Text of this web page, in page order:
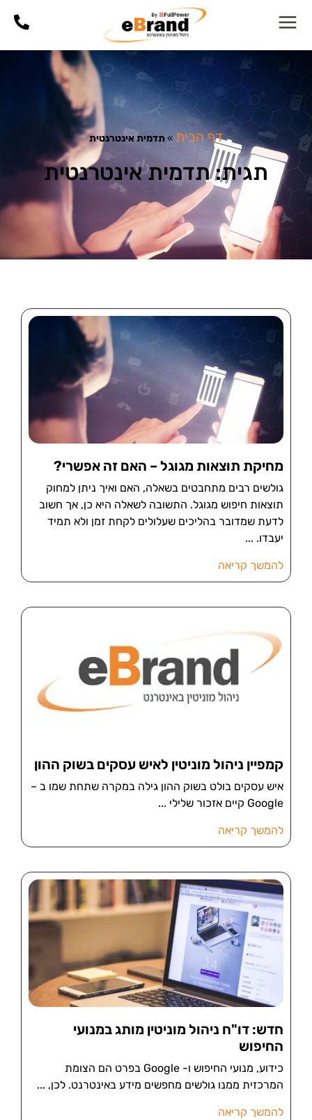
דף הבית »תדמית אינטרנטית
תגית: תדמית אינטרנטית
מחיקת תוצאות מגוגל – האם זה אפשרי?
גולשים רבים מתחבטים בשאלה, האם ואיך ניתן למחוק
תוצאות חיפוש מגוגל. התשובה לשאלה היא כן, אך חשוב
לדעת שמדובר בהליכים שעלולים לקחת זמן ולא תמיד
יעבדו.
להמשך קריאה
קמפיין ניהול מוניטין לאיש עסקים בשוק ההון
איש עסקים בולט בשוק ההון גילה במקרה שתחת שמו ב –
Google קיים אזכור שלילי
להמשך קריאה
חדש: דו"ח ניהול מוניטין מותג במנועי
החיפוש
כידוע, מנועי החיפוש ו- Google בפרט הם הצומת
המרכזית ממנו גולשים מחפשים מידע באינטרנט. לכן,
להמשך קריאה